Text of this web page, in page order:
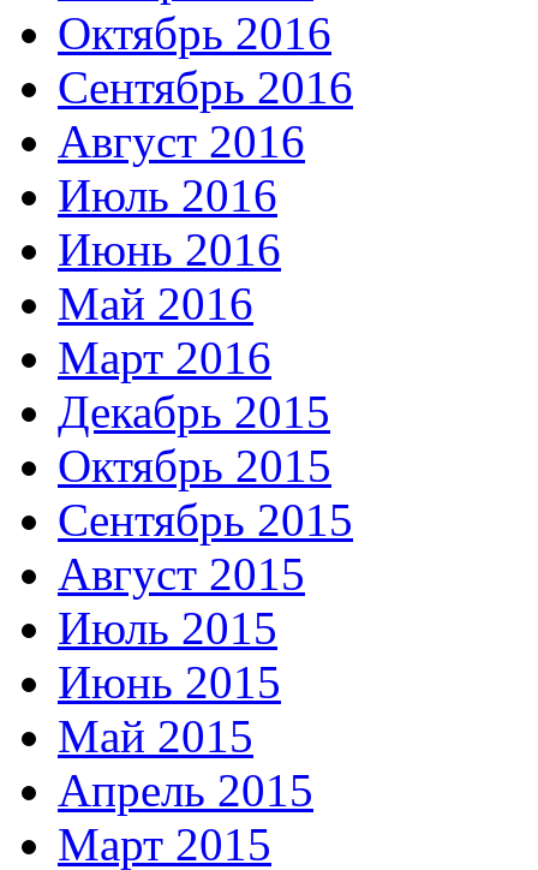
Октябрь 2016
Сентябрь 2016
Август 2016
Июль 2016
Июнь 2016
Май 2016
Март 2016
Декабрь 2015
Октябрь 2015
Сентябрь 2015
Август 2015
Июль 2015
Июнь 2015
Май 2015
Апрель 2015
Март 2015